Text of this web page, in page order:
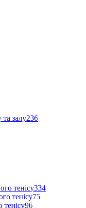
залу236
тенісу334
тенісу75
тенісу96